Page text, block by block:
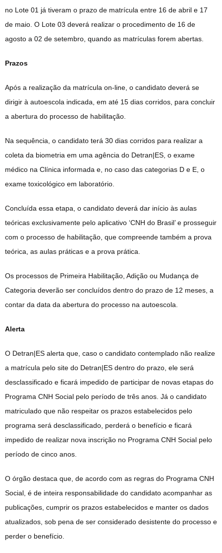
no Lote 01 já tiveram o prazo de matrícula entre 16 de abril e 17
de maio. O Lote 03 deverá realizar o procedimento de 16 de
agosto a 02 de setembro, quando as matrículas forem abertas.
Prazos
Após a realização da matrícula on-line, o candidato deverá se
dirigir à autoescola indicada, em até 15 dias corridos, para concluir
a abertura do processo de habilitação.
Na sequência, o candidato terá 30 dias corridos para realizar a
coleta da biometria em uma agência do Detran|ES, o exame
médico na Clínica informada e, no caso das categorias D e E, o
exame toxicológico em laboratório.
Concluída essa etapa, o candidato deverá dar início às aulas
teóricas exclusivamente pelo aplicativo ‘CNH do Brasil’ e prosseguir
com o processo de habilitação, que compreende também a prova
teórica, as aulas práticas e a prova prática.
Os processos de Primeira Habilitação, Adição ou Mudança de
Categoria deverão ser concluídos dentro do prazo de 12 meses, a
contar da data da abertura do processo na autoescola.
Alerta
O Detran|ES alerta que, caso o candidato contemplado não realize
a matrícula pelo site do Detran|ES dentro do prazo, ele será
desclassificado e ficará impedido de participar de novas etapas do
Programa CNH Social pelo período de três anos. Já o candidato
matriculado que não respeitar os prazos estabelecidos pelo
programa será desclassificado, perderá o benefício e ficará
impedido de realizar nova inscrição no Programa CNH Social pelo
período de cinco anos.
O órgão destaca que, de acordo com as regras do Programa CNH
Social, é de inteira responsabilidade do candidato acompanhar as
publicações, cumprir os prazos estabelecidos e manter os dados
atualizados, sob pena de ser considerado desistente do processo e
perder o benefício.